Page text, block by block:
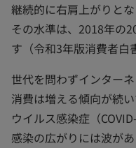
継続的に右肩上がりと
その水準は、2018年の
す（令和3年版消費者白
世代を問わずインター
消費は増える傾向が続
ウイルス感染症（
感染の広がりには波が